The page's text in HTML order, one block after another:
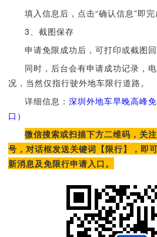
填入信息后，点击“确认信息”即完
3、截图保存
申请免限成功后，可打印或截图
同时，后台会有申请成功记录，
况，当然仅指行驶外地车限行道路。
详细信息： 深圳外地车早晚高峰
口）
微信搜索或扫描下方二维码，关
号，对话框发送关键词【限行】，即
新消息及免限行申请入口。